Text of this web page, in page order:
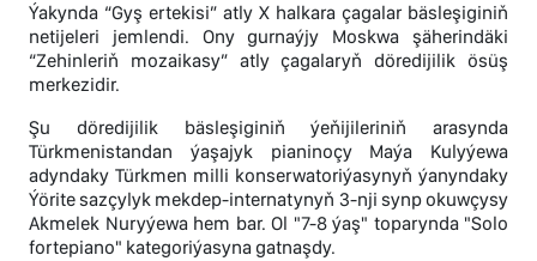
Ýakynda “Gyş ertekisi” atly X halkara çagalar bäsleşiginiň
netijeleri jemlendi. Ony gurnaýjy Moskwa şäherindäki
“Zehinleriň mozaikasy” atly çagalaryň döredijilik ösüş
merkezidir.
Şu döredijilik bäsleşiginiň ýeňijileriniň arasynda
Türkmenistandan ýaşajyk pianinoçy Maýa Kulyýewa
adyndaky Türkmen milli konserwatoriýasynyň ýanyndaky
Ýörite sazçylyk mekdep-internatynyň 3-nji synp okuwçysy
Akmelek Nuryýewa hem bar. Ol "7-8 ýaş" toparynda "Solo
fortepiano" kategoriýasyna gatnaşdy.